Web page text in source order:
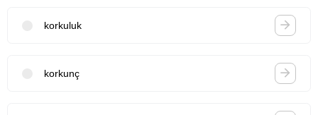
korkuluk
korkunç